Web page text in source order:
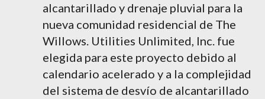
alcantarillado y drenaje pluvial para la
nueva comunidad residencial de The
Willows. Utilities Unlimited, Inc. fue
elegida para este proyecto debido al
calendario acelerado y a la complejidad
del sistema de desvío de alcantarillado